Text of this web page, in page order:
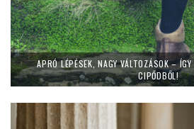
APRÓ LÉPÉSEK, NAGY VÁLTOZÁSOK –
CIPŐDBŐL!